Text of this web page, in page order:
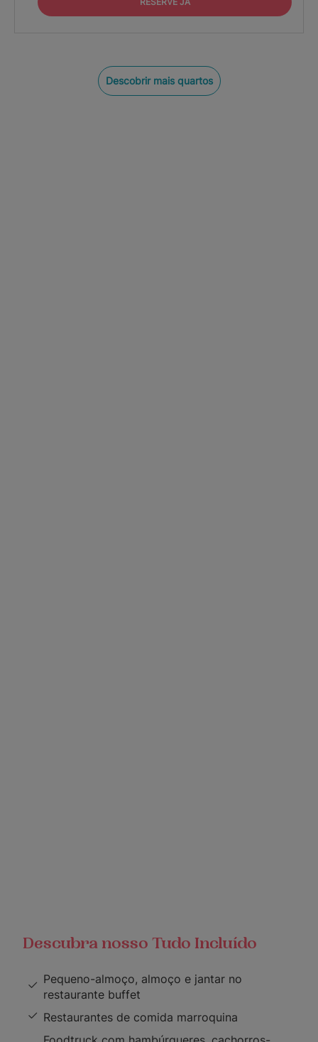
Descobrir mais quartos
Descubra nosso Tudo Incluído
Pequeno-almoço, almoço e jantar no
restaurante buffet
Restaurantes de comida marroquina